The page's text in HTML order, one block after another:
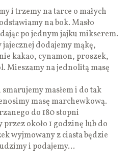
i trzemy na tarce o małych
na bok. Masło
po jednym jajku mikserem.
dodajemy mąkę,
kakao, cynamon, proszek,
Mieszamy na jednolitą masę
masłem i do tak
masę marchewkową.
do 180 stopni
około 1 godzinę lub do
wyjmowany z ciasta będzie
i podajemy…